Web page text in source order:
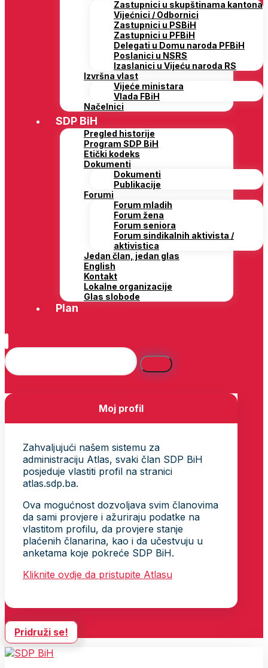
Zastupnici u skupštinama kantona
Vijećnici / Odbornici
Zastupnici u PSBiH
Zastupnici u PFBiH
Delegati u Domu naroda PFBiH
Poslanici u NSRS
Izaslanici u Vijeću naroda RS
Izvršna vlast
Vijeće ministara
Vlada FBiH
Načelnici
SDP BiH
Pregled historije
Program SDP BiH
Etički kodeks
Dokumenti
Dokumenti
Publikacije
Forumi
Forum mladih
Forum žena
Forum seniora
Forum sindikalnih aktivista /
aktivistica
Jedan član, jedan glas
English
Kontakt
Lokalne organizacije
Glas slobode
Plan
Moj profil
Zahvaljujući našem sistemu za
administraciju Atlas, svaki član SDP BiH
posjeduje vlastiti profil na stranici
atlas.sdp.ba.
Ova mogućnost dozvoljava svim članovima
da sami provjere i ažuriraju podatke na
vlastitom profilu, da provjere stanje
plaćenih članarina, kao i da učestvuju u
anketama koje pokreće SDP BiH.
Kliknite ovdje da pristupite Atlasu
Pridruži se!